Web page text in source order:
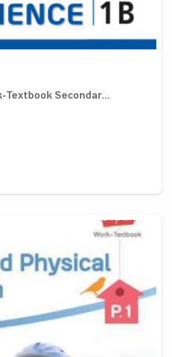
Textbook Secondar...